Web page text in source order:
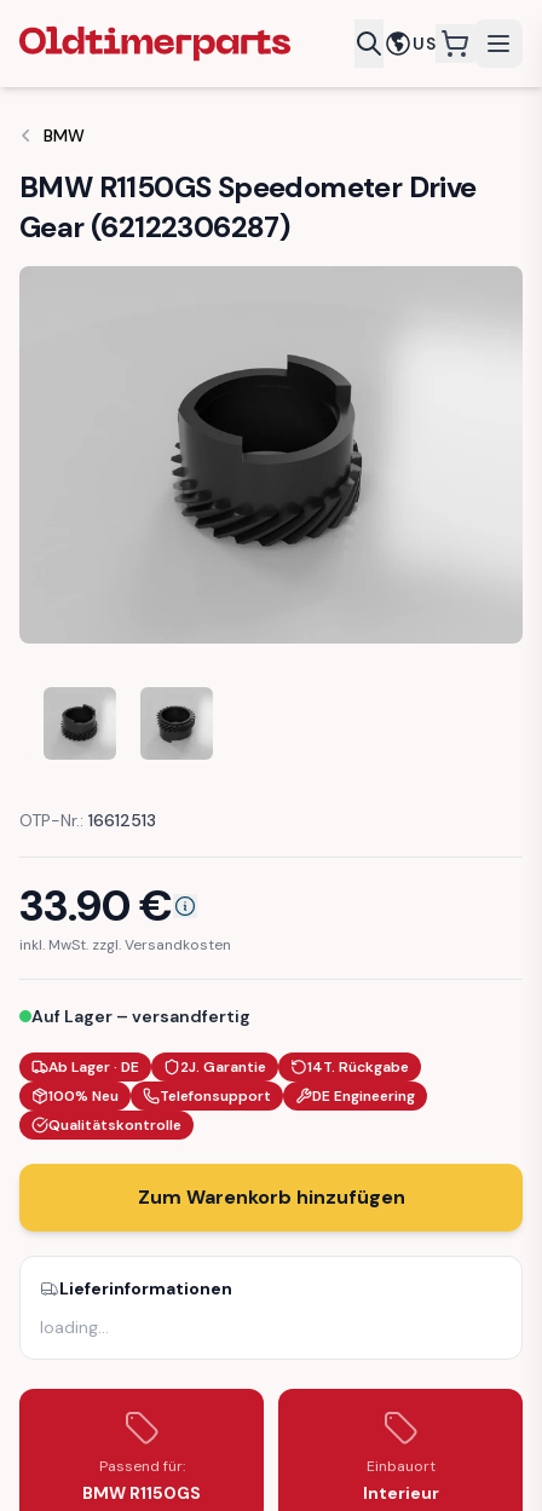
US
BMW
BMW R1150GS Speedometer Drive
Gear (62122306287)
BMW R1150GS SPEEDOMETER DRIVE GEAR (62122306287)
BMW R1150GS SPEEDOMETER DRIVE GEAR
OTP-Nr.: 16612513
33.90€
inkl. MwSt. zzgl. Versandkosten
Auf Lager – versandfertig
Ab Lager · DE 2J. Garantie
14T. Rückgabe
100% Neu
Telefonsupport
DE Engineering
Qualitätskontrolle
Zum Warenkorb hinzufügen
Lieferinformationen
loading…
Passend für:
BMW R1150GS
Einbauort
Interieur